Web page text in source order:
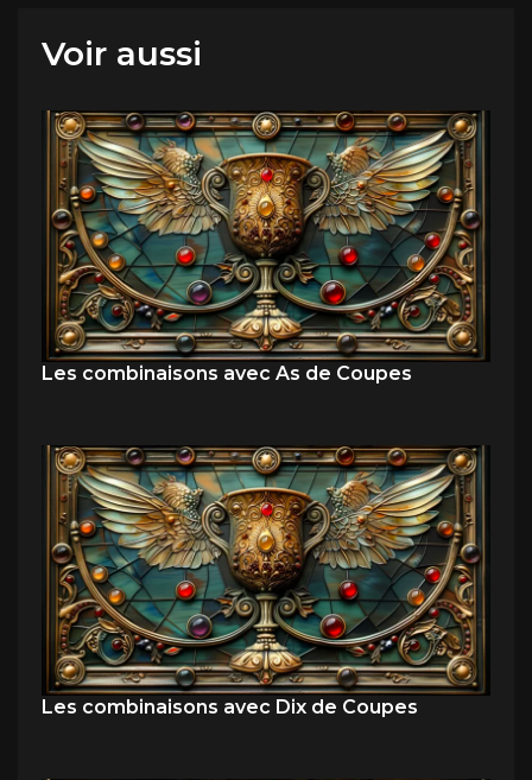
Voir aussi
Les combinaisons avec As de Coupes
Les combinaisons avec Dix de Coupes